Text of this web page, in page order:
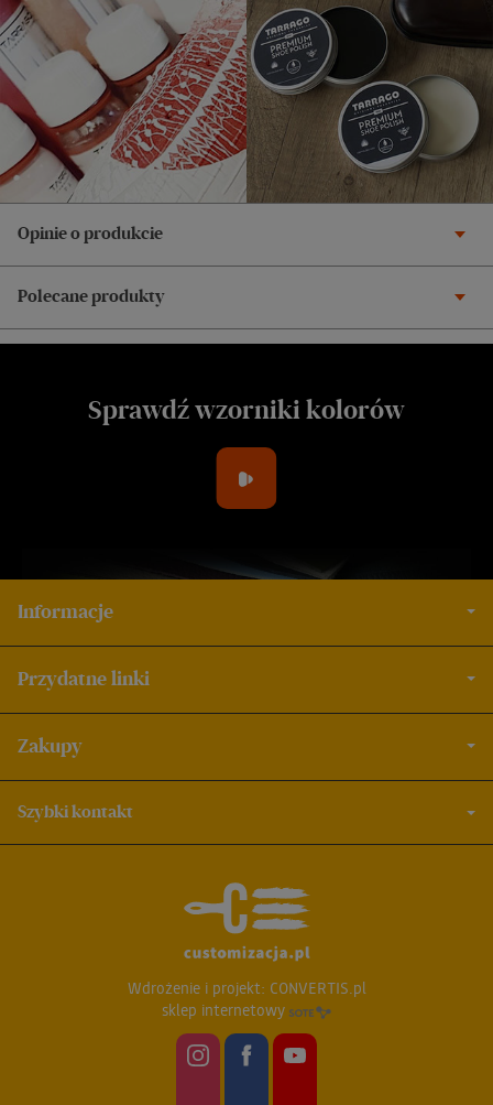
Opinie o produkcie
Polecane produkty
Sprawdź wzorniki kolorów
Informacje
Przydatne linki
Zakupy
Szybki kontakt
Wdrożenie i projekt: CONVERTIS.pl
sklep internetowy